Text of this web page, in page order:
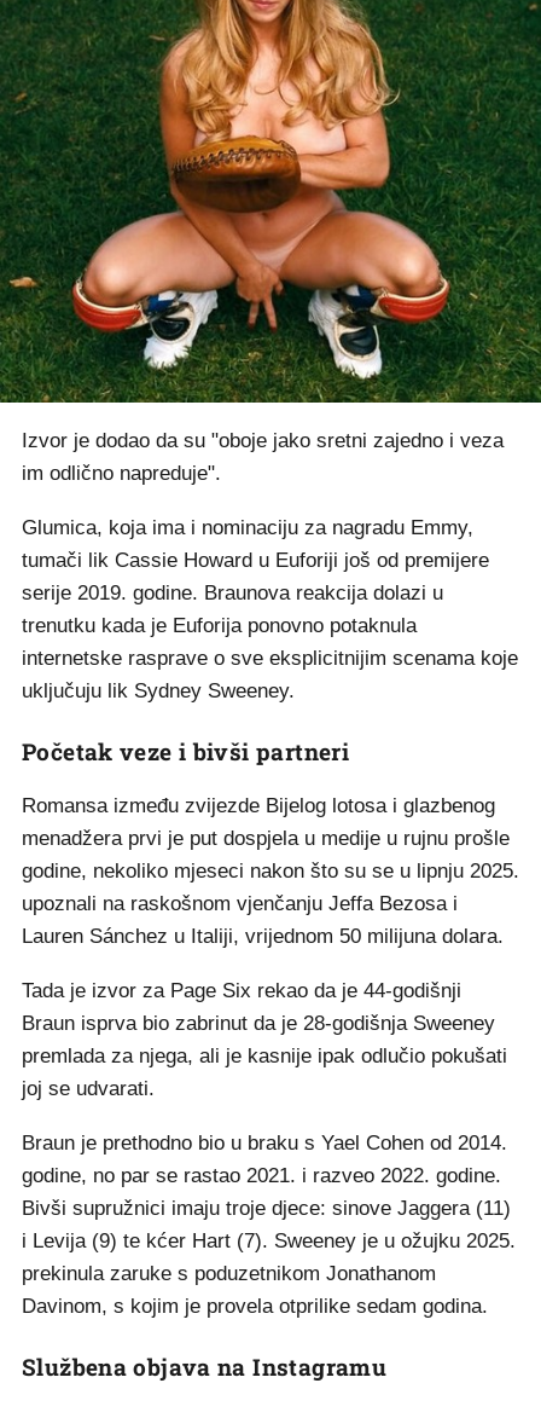
Izvor je dodao da su "oboje jako sretni zajedno i veza
im odlično napreduje".
Glumica, koja ima i nominaciju za nagradu Emmy,
tumači lik Cassie Howard u Euforiji još od premijere
serije 2019. godine. Braunova reakcija dolazi u
trenutku kada je Euforija ponovno potaknula
internetske rasprave o sve eksplicitnijim scenama koje
uključuju lik Sydney Sweeney.
Početak veze i bivši partneri
Romansa između zvijezde Bijelog lotosa i glazbenog
menadžera prvi je put dospjela u medije u rujnu prošle
godine, nekoliko mjeseci nakon što su se u lipnju 2025.
upoznali na raskošnom vjenčanju Jeffa Bezosa i
Lauren Sánchez u Italiji, vrijednom 50 milijuna dolara.
Tada je izvor za Page Six rekao da je 44-godišnji
Braun isprva bio zabrinut da je 28-godišnja Sweeney
premlada za njega, ali je kasnije ipak odlučio pokušati
joj se udvarati.
Braun je prethodno bio u braku s Yael Cohen od 2014.
godine, no par se rastao 2021. i razveo 2022. godine.
Bivši supružnici imaju troje djece: sinove Jaggera (11)
i Levija (9) te kćer Hart (7). Sweeney je u ožujku 2025.
prekinula zaruke s poduzetnikom Jonathanom
Davinom, s kojim je provela otprilike sedam godina.
Službena objava na Instagramu